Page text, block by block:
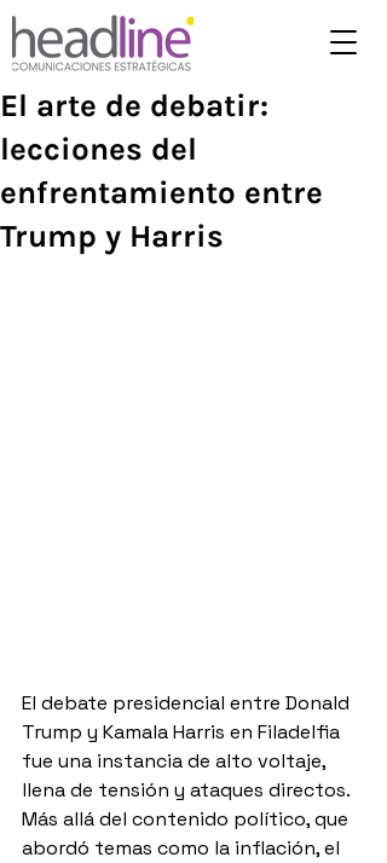
El arte de debatir:
lecciones del
enfrentamiento entre
Trump y Harris
El debate presidencial entre Donald
Trump y Kamala Harris en Filadelfia
fue una instancia de alto voltaje,
llena de tensión y ataques directos.
Más allá del contenido político, que
abordó temas como la inflación, el